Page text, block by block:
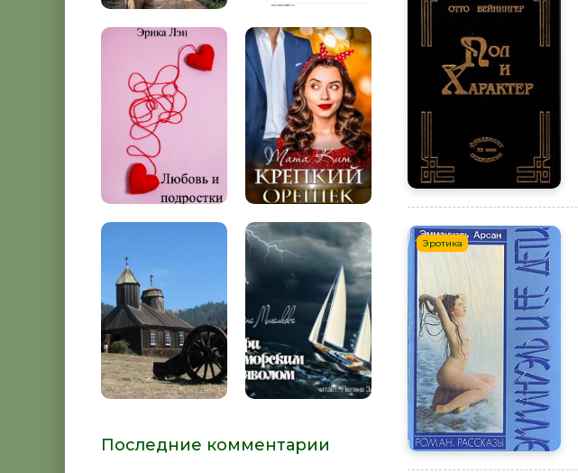
Последние комментарии
Эротика